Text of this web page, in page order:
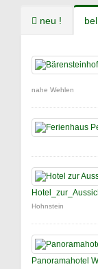
neu !
nahe Wehlen
Hohnstein
Panoramahotel